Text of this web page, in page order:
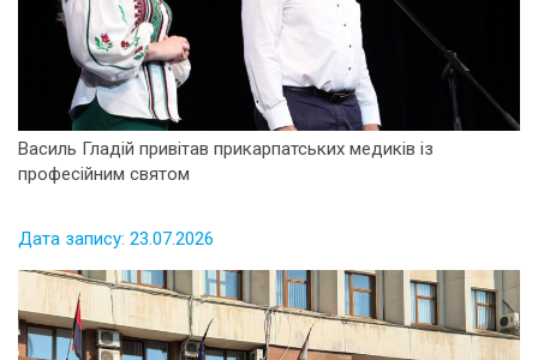
Василь Гладій привітав прикарпатських медиків із
професійним святом
Дата запису: 23.07.2026